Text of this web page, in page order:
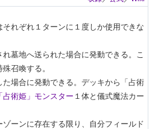
れぞれ１ターンに１度しか使用できな
墓地へ送られた場合に発動できる。こ
召喚する。
場合に発動できる。デッキから「占術
「占術姫」モンスター １体と儀式魔法カー
ーンに存在する限り、自分フィールド